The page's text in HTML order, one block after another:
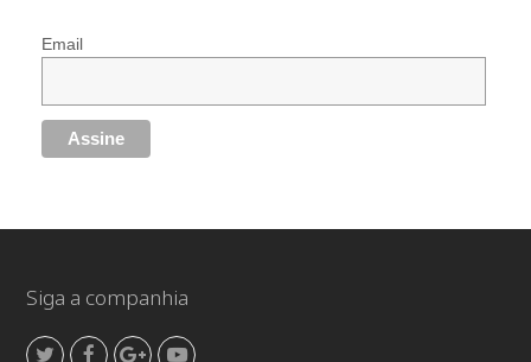
Email
Siga a companhia
TwitterFacebookGooglePlus
Youtube